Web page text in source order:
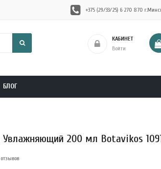
+375 (29/33/25) 6 270 870
КАБИНЕТ
Войти
БЛОГ
200 мл Botavikos